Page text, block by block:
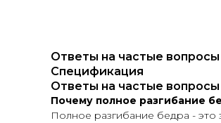
Ответы на частые вопросы
Спецификация
Ответы на частые вопросы
Почему полное разгибание
Полное разгибание бедра - это